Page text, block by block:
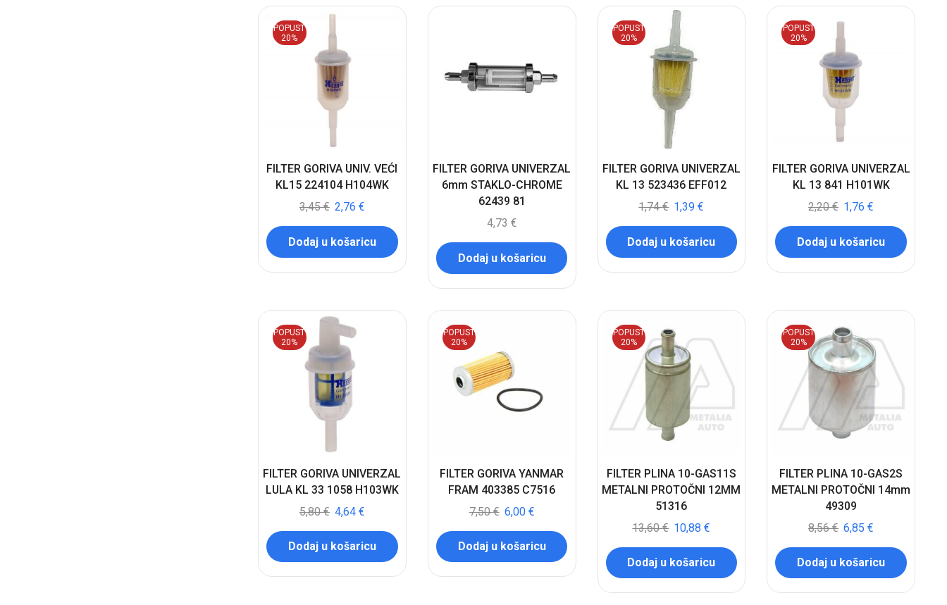
POPUST
20%
FILTER GORIVA UNIV. VEĆI
KL15 224104 H104WK
3,45€ 2,76 €
Dodaj u košaricu
FILTER GORIVA UNIVERZAL
6mm STAKLO-CHROME
62439 81
4,73 €
Dodaj u košaricu
POPUST
20%
FILTER GORIVA UNIVERZAL
KL 13 523436 EFF012
1,74€ 1,39€
Dodaj u košaricu
POPUST
20%
FILTER GORIVA UNIVERZAL
KL 13 841 H101WK
2,20€ 1,76€
Dodaj u košaricu
POPUST
20%
FILTER GORIVA UNIVERZAL
LULA KL 33 1058 H103WK
5,80€ 4,64 €
Dodaj u košaricu
POPUST
20%
FILTER GORIVA YANMAR
FRAM 403385 C7516
7,50€ 6,00 €
Dodaj u košaricu
POPUST
20%
FILTER PLINA 10-GAS11S
METALNI PROTOČNI 12MM
51316
13,60€ 10,88€
Dodaj u košaricu
POPUST
20%
FILTER PLINA 10-GAS2S
METALNI PROTOČNI 14mm
49309
8,56€ 6,85€
Dodaj u košaricu